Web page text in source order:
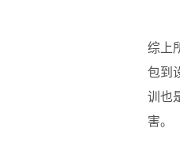
综上
包到
训也
害。